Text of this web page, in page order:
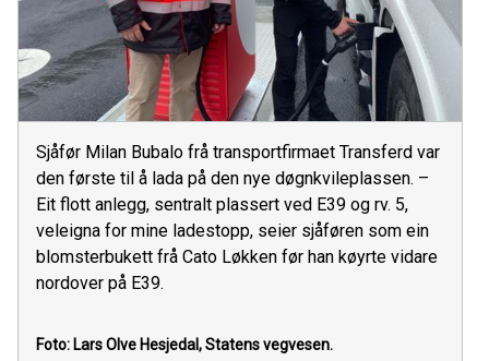
Sjåfør Milan Bubalo frå transportfirmaet Transferd var
den første til å lada på den nye døgnkvileplassen. –
Eit flott anlegg, sentralt plassert ved E39 og rv. 5,
veleigna for mine ladestopp, seier sjåføren som ein
blomsterbukett frå Cato Løkken før han køyrte vidare
nordover på E39.
Foto: Lars Olve Hesjedal, Statens vegvesen.